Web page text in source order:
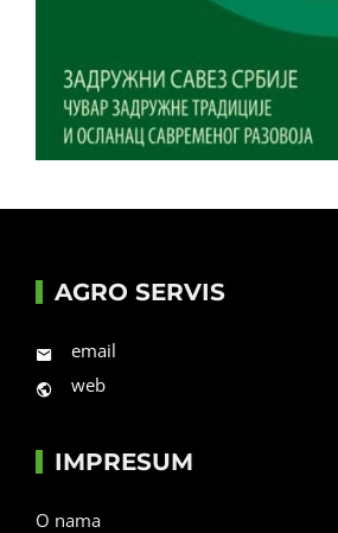
AGRO SERVIS
email
web
IMPRESUM
O nama